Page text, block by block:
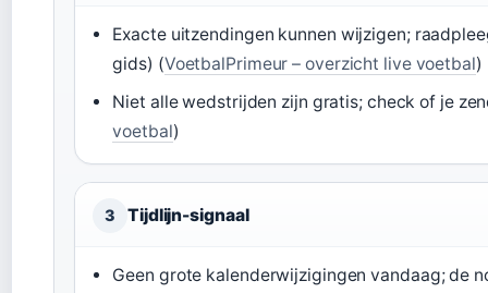
Exacte uitzendingen kunnen wijzigen;
gids) (VoetbalPrimeur – overzicht live voetbal)
Niet alle wedstrijden zijn gratis; check of je
voetbal)
3 Tijdlijn-signaal
Geen grote kalenderwijzigingen vandaag; de